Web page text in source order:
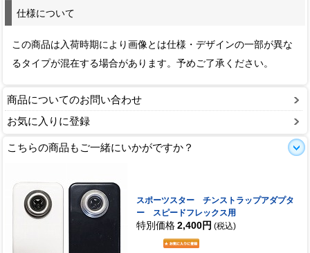
仕様について
この商品は入荷時期により画像とは仕様・デザインの一部が異な
るタイプが混在する場合があります。予めご了承ください。
商品についてのお問い合わせ
お気に入りに登録
こちらの商品もご一緒にいかがですか？
スポーツスター チンストラップアダプタ
ー スピードフレックス用
特別価格 2,400円 (税込)